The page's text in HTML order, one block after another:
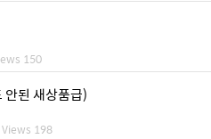
150
된 새상품급)
Views 198